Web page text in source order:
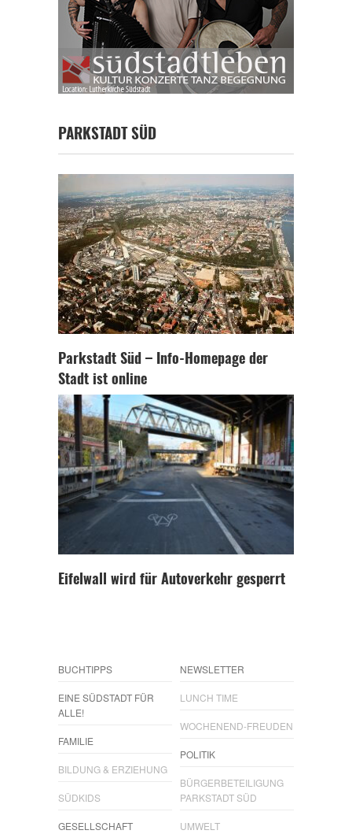
PARKSTADT SÜD
Parkstadt Süd – Info-Homepage der
Stadt ist online
Eifelwall wird für Autoverkehr gesperrt
BUCHTIPPS
EINE SÜDSTADT FÜR
ALLE!
FAMILIE
BILDUNG & ERZIEHUNG
SÜDKIDS
GESELLSCHAFT
NEWSLETTER
LUNCH TIME
WOCHENEND-FREUDEN
POLITIK
BÜRGERBETEILIGUNG
PARKSTADT SÜD
UMWELT